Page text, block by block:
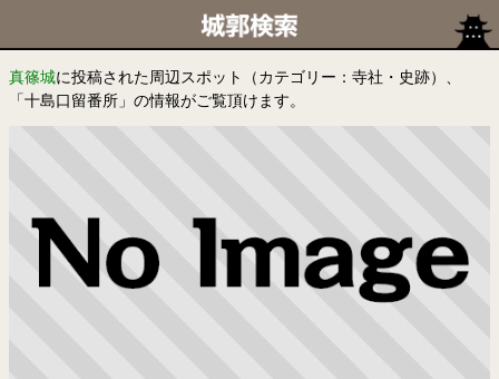
真篠城に投稿された周辺スポット（カテゴリー：寺社・史跡）、
「十島口留番所」の情報がご覧頂けます。